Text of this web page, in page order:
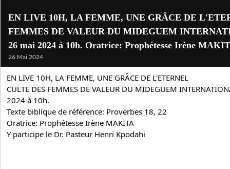
EN LIVE 10H, LA FEMME, UNE GRÂCE DE
FEMMES DE VALEUR DU MIDEGUEM
26 mai 2024 à 10h. Oratrice: Prophétesse Irène
26 Mai 2024
EN LIVE 10H, LA FEMME, UNE GRÂCE DE L'ETERNEL
CULTE DES FEMMES DE VALEUR DU MIDEGUEM
2024 à 10h.
Texte biblique de référence: Proverbes 18, 22
Oratrice: Prophétesse Irène MAKITA
Y participe le Dr. Pasteur Henri Kpodahi